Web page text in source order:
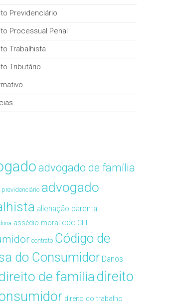
Previdenciário
Processual Penal
Trabalhista
Tributário
advogado de família
advogado
alienação parental
assédio moral cdc CLT
contrato Código de
do Consumidor Danos
de famíliadireito
direito do trabalho